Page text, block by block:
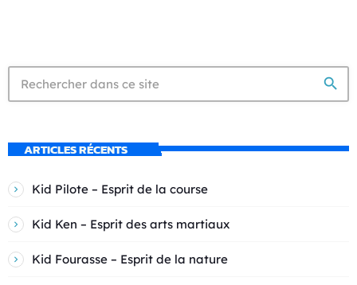
search
ARTICLES RÉCENTS
Kid Pilote – Esprit de la course
Kid Ken – Esprit des arts martiaux
Kid Fourasse – Esprit de la nature